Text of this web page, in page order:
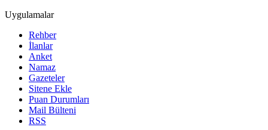
Uygulamalar
Rehber
İlanlar
Anket
Namaz
Gazeteler
Sitene Ekle
Puan Durumları
Mail Bülteni
RSS